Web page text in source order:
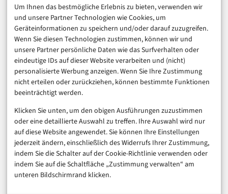
Um Ihnen das bestmögliche Erlebnis zu bieten, verwenden wir
und unsere Partner Technologien wie Cookies, um
Geräteinformationen zu speichern und/oder darauf zuzugreifen.
Wenn Sie diesen Technologien zustimmen, können wir und
unsere Partner persönliche Daten wie das Surfverhalten oder
eindeutige IDs auf dieser Website verarbeiten und (nicht)
personalisierte Werbung anzeigen. Wenn Sie Ihre Zustimmung
nicht erteilen oder zurückziehen, können bestimmte Funktionen
beeinträchtigt werden.
Klicken Sie unten, um den obigen Ausführungen zuzustimmen
oder eine detaillierte Auswahl zu treffen. Ihre Auswahl wird nur
auf diese Website angewendet. Sie können Ihre Einstellungen
jederzeit ändern, einschließlich des Widerrufs Ihrer Zustimmung,
indem Sie die Schalter auf der Cookie-Richtlinie verwenden oder
indem Sie auf die Schaltfläche „Zustimmung verwalten“ am
unteren Bildschirmrand klicken.
Consumer & Digital Life
Marketing
Finanzen & FinTech
Business & Karriere
Sicherheit & Recht
Digitalisierung
Marketing
Magazin
Unsere Redaktion
Werbeformate & Media Kit
Rechtliches